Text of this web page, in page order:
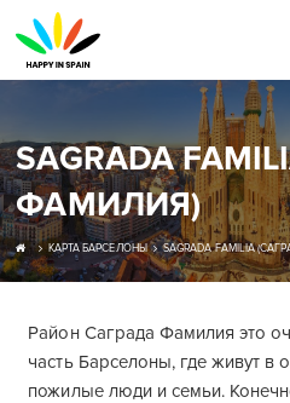
SAGRADA
ФАМИЛИЯ)
КАРТА БАРСЕЛОНЫ SAGRADA FAMILIA
Район Саграда Фамилия это
часть Барселоны, где живут в
пожилые люди и семьи.